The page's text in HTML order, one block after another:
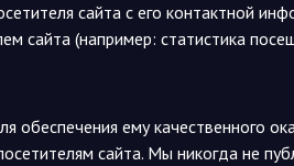
сайта с его контактной
сайта (например: статистика
ему качественного
сайта. Мы никогда не